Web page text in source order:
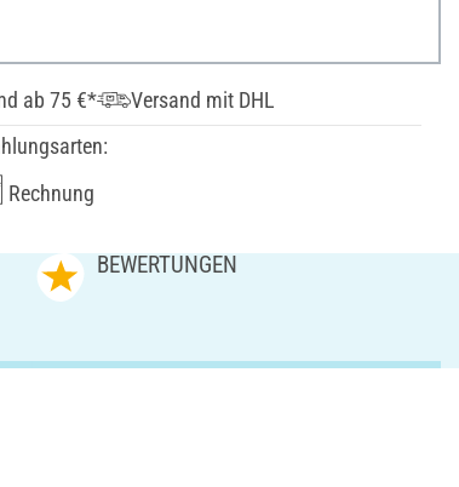
ab 75 €*
Versand mit DHL
Rechnung
BEWERTUNGEN